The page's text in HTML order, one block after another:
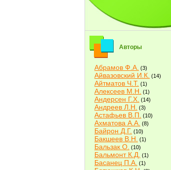
Авторы
Абрамов Ф.А. (3)
Айвазовский И.К. (14)
Айтматов Ч.Т. (1)
Алексеев М.Н. (1)
Андерсен Г.Х. (14)
Андреев Л.Н. (3)
Астафьев В.П. (10)
Ахматова А.А. (8)
Байрон Д.Г. (10)
Бакшеев В.Н. (1)
Бальзак О. (10)
Бальмонт К.Д. (1)
Басанец П.А. (1)